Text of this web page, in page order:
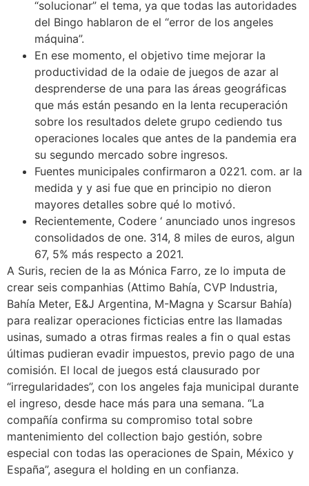
“solucionar” el tema, ya que todas las autoridades
del Bingo hablaron de el “error de los angeles
máquina”.
En ese momento, el objetivo time mejorar la
productividad de la odaie de juegos de azar al
desprenderse de una para las áreas geográficas
que más están pesando en la lenta recuperación
sobre los resultados delete grupo cediendo tus
operaciones locales que antes de la pandemia era
su segundo mercado sobre ingresos.
Fuentes municipales confirmaron a 0221. com. ar la
medida y y asi fue que en principio no dieron
mayores detalles sobre qué lo motivó.
Recientemente, Codere ‘ anunciado unos ingresos
consolidados de one. 314, 8 miles de euros, algun
67, 5% más respecto a 2021.
A Suris, recien de la as Mónica Farro, ze lo imputa de
crear seis companhias (Attimo Bahía, CVP Industria,
Bahía Meter, E&J Argentina, M-Magna y Scarsur Bahía)
para realizar operaciones ficticias entre las llamadas
usinas, sumado a otras firmas reales a fin o qual estas
últimas pudieran evadir impuestos, previo pago de una
comisión. El local de juegos está clausurado por
“irregularidades”, con los angeles faja municipal durante
el ingreso, desde hace más para una semana. “La
compañía confirma su compromiso total sobre
mantenimiento del collection bajo gestión, sobre
especial con todas las operaciones de Spain, México y
España”, asegura el holding en un confianza.